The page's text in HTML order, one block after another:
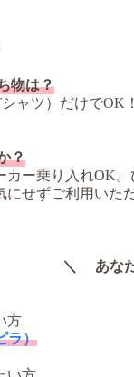
物は？
ャツ）だけでOK
？
カー乗り入れOK
せずご利用いた
＼ あな
方
ラ）